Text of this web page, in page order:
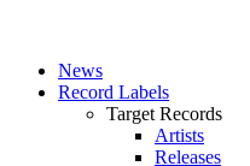
News
Record Labels
Target Records
Artists
Releases